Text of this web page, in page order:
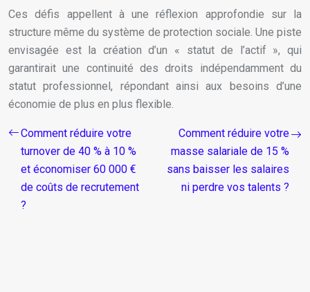
Ces défis appellent à une réflexion approfondie sur la
structure même du système de protection sociale. Une piste
envisagée est la création d’un « statut de l’actif », qui
garantirait une continuité des droits indépendamment du
statut professionnel, répondant ainsi aux besoins d’une
économie de plus en plus flexible.
Comment réduire votre
turnover de 40 % à 10 %
et économiser 60 000 €
de coûts de recrutement
?
Comment réduire votre
masse salariale de 15 %
sans baisser les salaires
ni perdre vos talents ?